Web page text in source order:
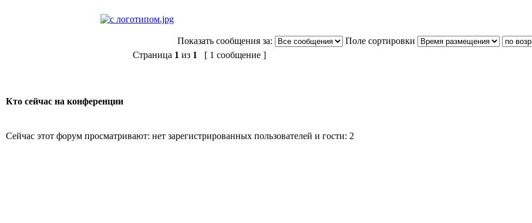
Показать сообщения за:
Поле сортировки
Страница 1 из 1 [ 1 сообщение ]
Кто сейчас на конференции
Сейчас этот форум просматривают: нет зарегистрированных пользователей и гости: 2